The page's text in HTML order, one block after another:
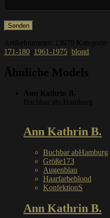
Artikelnummer: 13979 Kategorie:
171-180 1961-1975 blond
Ähnliche Models
Ann Kathrin B.
Buchbar ab: Hamburg
Ann Kathrin B.
Buchbar abHamburg
Größe173
Augenblau
Haarfarbeblond
KonfektionS
Ann Kathrin B.